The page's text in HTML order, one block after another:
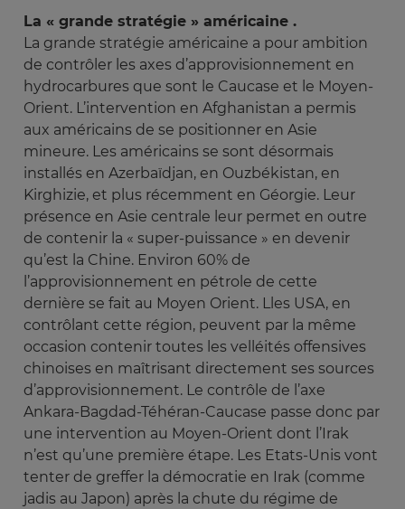
La « grande stratégie » américaine .
La grande stratégie américaine a pour ambition
de contrôler les axes d’approvisionnement en
hydrocarbures que sont le Caucase et le Moyen-
Orient. L’intervention en Afghanistan a permis
aux américains de se positionner en Asie
mineure. Les américains se sont désormais
installés en Azerbaïdjan, en Ouzbékistan, en
Kirghizie, et plus récemment en Géorgie. Leur
présence en Asie centrale leur permet en outre
de contenir la « super-puissance » en devenir
qu’est la Chine. Environ 60% de
l’approvisionnement en pétrole de cette
dernière se fait au Moyen Orient. Lles USA, en
contrôlant cette région, peuvent par la même
occasion contenir toutes les velléités offensives
chinoises en maîtrisant directement ses sources
d’approvisionnement. Le contrôle de l’axe
Ankara-Bagdad-Téhéran-Caucase passe donc par
une intervention au Moyen-Orient dont l’Irak
n’est qu’une première étape. Les Etats-Unis vont
tenter de greffer la démocratie en Irak (comme
jadis au Japon) après la chute du régime de